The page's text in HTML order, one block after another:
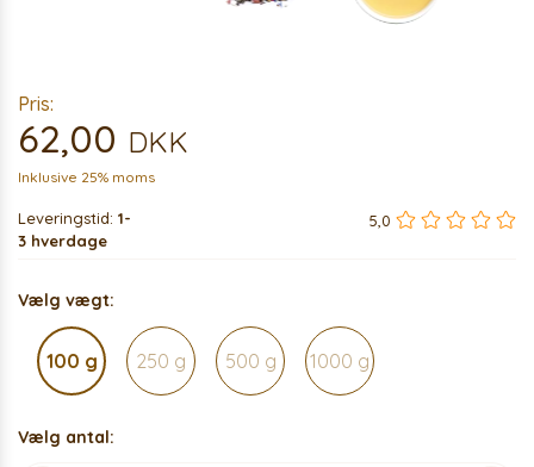
Pris:
62,00 DKK
Inklusive 25% moms
Leveringstid: 1-
3 hverdage
5,0
Vælg vægt:
100 g 250 g 500 g 1000 g
Vælg antal: